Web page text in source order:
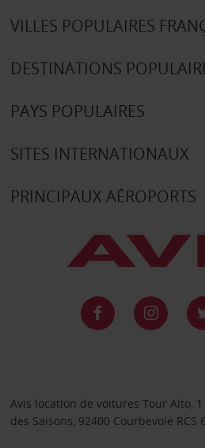
VILLES POPULAIRES
DESTINATIONS
PAYS POPULAIRES
SITES INTERNATIONAUX
PRINCIPAUX AÉROPORTS
Avis location de voitures Tour Alto,
des Saisons, 92400 Courbevoie RCS